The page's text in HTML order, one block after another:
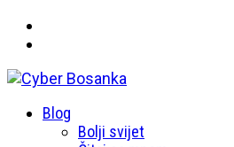
Cyber Bosanka
Primary
Blog
Bolji svijet